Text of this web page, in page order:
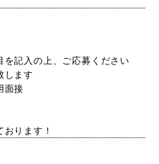
記入の上、ご応募ください
します
面接
ります！